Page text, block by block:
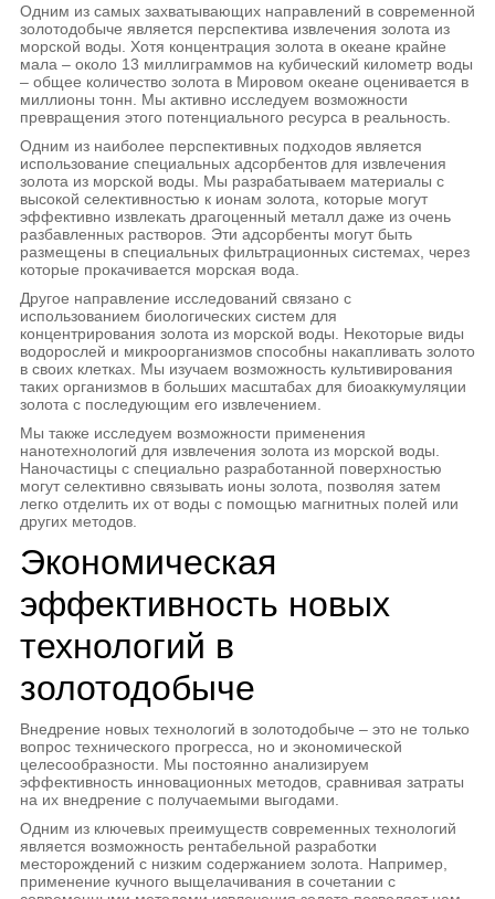
Одним из самых захватывающих направлений в современной
золотодобыче является перспектива извлечения золота из
морской воды. Хотя концентрация золота в океане крайне
мала – около 13 миллиграммов на кубический километр воды
– общее количество золота в Мировом океане оценивается в
миллионы тонн. Мы активно исследуем возможности
превращения этого потенциального ресурса в реальность.
Одним из наиболее перспективных подходов является
использование специальных адсорбентов для извлечения
золота из морской воды. Мы разрабатываем материалы с
высокой селективностью к ионам золота, которые могут
эффективно извлекать драгоценный металл даже из очень
разбавленных растворов. Эти адсорбенты могут быть
размещены в специальных фильтрационных системах, через
которые прокачивается морская вода.
Другое направление исследований связано с
использованием биологических систем для
концентрирования золота из морской воды. Некоторые виды
водорослей и микроорганизмов способны накапливать золото
в своих клетках. Мы изучаем возможность культивирования
таких организмов в больших масштабах для биоаккумуляции
золота с последующим его извлечением.
Мы также исследуем возможности применения
нанотехнологий для извлечения золота из морской воды.
Наночастицы с специально разработанной поверхностью
могут селективно связывать ионы золота, позволяя затем
легко отделить их от воды с помощью магнитных полей или
других методов.
Экономическая
эффективность новых
технологий в
золотодобыче
Внедрение новых технологий в золотодобыче – это не только
вопрос технического прогресса, но и экономической
целесообразности. Мы постоянно анализируем
эффективность инновационных методов, сравнивая затраты
на их внедрение с получаемыми выгодами.
Одним из ключевых преимуществ современных технологий
является возможность рентабельной разработки
месторождений с низким содержанием золота. Например,
применение кучного выщелачивания в сочетании с